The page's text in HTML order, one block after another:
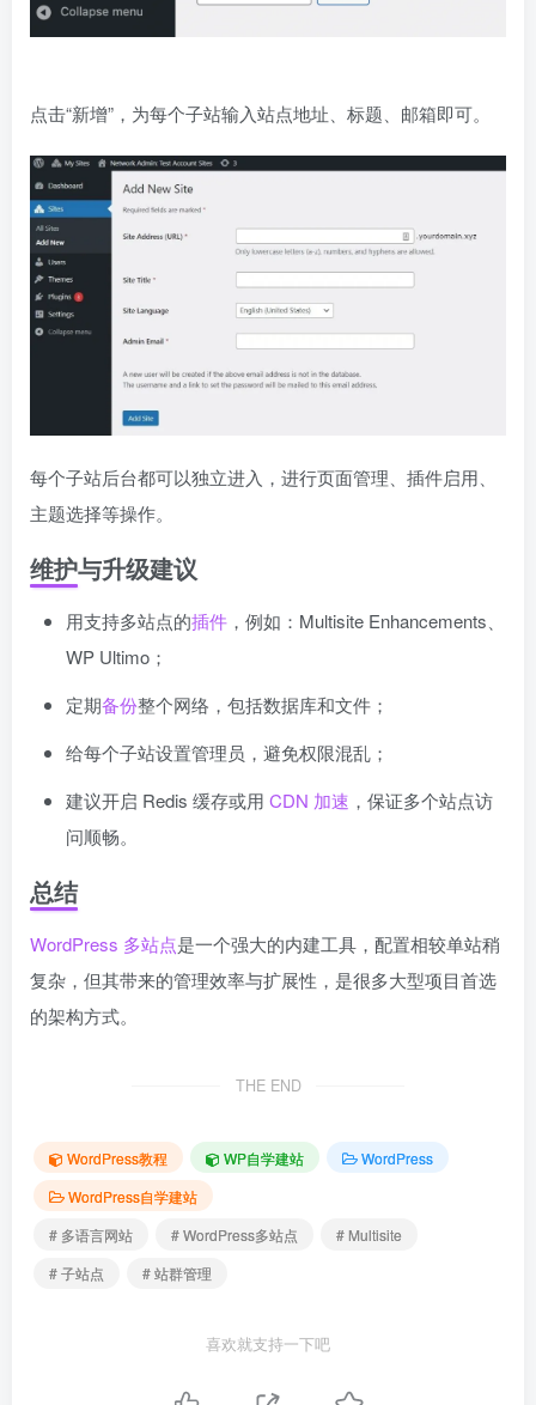
点击“新增”，为每个子站输入站点地址、标题、邮箱即可。
每个子站后台都可以独立进入，进行页面管理、插件启用、
主题选择等操作。
维护与升级建议
用支持多站点的插件 ，例如：Multisite Enhancements、
WP Ultimo；
定期备份整个网络，包括数据库和文件；
给每个子站设置管理员，避免权限混乱；
建议开启 Redis 缓存或用 CDN 加速 ，保证多个站点访
问顺畅。
总结
WordPress 多站点是一个强大的内建工具，配置相较单站稍
复杂，但其带来的管理效率与扩展性，是很多大型项目首选
的架构方式。
THE END
WordPress教程 WP自学建站
WordPress
WordPress自学建站
# 多语言网站
# WordPress多站点
# Multisite
# 子站点
# 站群管理
喜欢就支持一下吧